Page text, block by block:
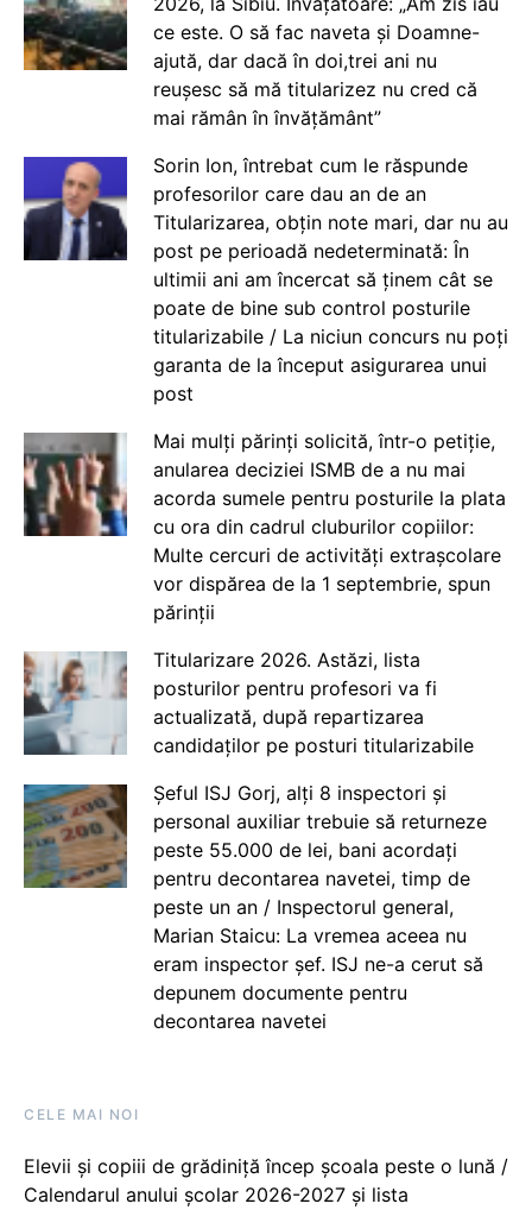
ce este. O să fac naveta și Doamne-
ajută, dar dacă în doi,trei ani nu
reușesc să mă titularizez nu cred că
mai rămân în învățământ”
Sorin Ion, întrebat cum le răspunde
profesorilor care dau an de an
Titularizarea, obțin note mari, dar nu au
post pe perioadă nedeterminată: În
ultimii ani am încercat să ținem cât se
poate de bine sub control posturile
titularizabile / La niciun concurs nu poți
garanta de la început asigurarea unui
post
Mai mulți părinți solicită, într-o petiție,
anularea deciziei ISMB de a nu mai
acorda sumele pentru posturile la plata
cu ora din cadrul cluburilor copiilor:
Multe cercuri de activități extrașcolare
vor dispărea de la 1 septembrie, spun
părinții
Titularizare 2026. Astăzi, lista
posturilor pentru profesori va fi
actualizată, după repartizarea
candidaților pe posturi titularizabile
Șeful ISJ Gorj, alți 8 inspectori și
personal auxiliar trebuie să returneze
peste 55.000 de lei, bani acordați
pentru decontarea navetei, timp de
peste un an / Inspectorul general,
Marian Staicu: La vremea aceea nu
eram inspector șef. ISJ ne-a cerut să
depunem documente pentru
decontarea navetei
CELE MAI NOI
Elevii și copiii de grădiniță încep școala peste o lună /
Calendarul anului școlar 2026-2027 și lista